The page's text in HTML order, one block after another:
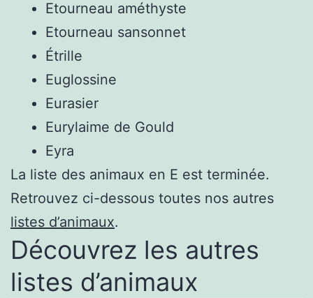
Etourneau améthyste
Etourneau sansonnet
Étrille
Euglossine
Eurasier
Eurylaime de Gould
Eyra
La liste des animaux en E est terminée.
Retrouvez ci-dessous toutes nos autres
listes d’animaux.
Découvrez les autres
listes d’animaux